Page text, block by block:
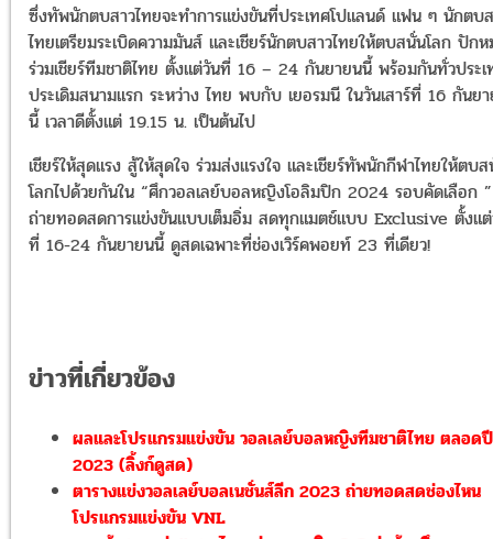
ซึ่งทัพนักตบสาวไทยจะทำการแข่งขันที่ประเทศโปแลนด์ แฟน ๆ นักตบ
ไทยเตรียมระเบิดความมันส์ และเชียร์นักตบสาวไทยให้ตบสนั่นโลก ปัก
ร่วมเชียร์ทีมชาติไทย ตั้งแต่วันที่ 16 – 24 กันยายนนี้ พร้อมกันทั่วประ
ประเดิมสนามแรก ระหว่าง ไทย พบกับ เยอรมนี ในวันเสาร์ที่ 16 กันย
นี้ เวลาดีตั้งแต่ 19.15 น. เป็นต้นไป
เชียร์ให้สุดแรง สู้ให้สุดใจ ร่วมส่งแรงใจ และเชียร์ทัพนักกีฬาไทยให้ตบ
โลกไปด้วยกันใน “ศึกวอลเลย์บอลหญิงโอลิมปิก 2024 รอบคัดเลือก ”
ถ่ายทอดสดการแข่งขันแบบเต็มอิ่ม สดทุกแมตช์แบบ Exclusive ตั้งแ
ที่ 16-24 กันยายนนี้ ดูสดเฉพาะที่ช่องเวิร์คพอยท์ 23 ที่เดียว!
ข่าวที่เกี่ยวข้อง
ผลและโปรแกรมแข่งขัน วอลเลย์บอลหญิงทีมชาติไทย ตลอดปี
2023 (ลิ้งก์ดูสด)
ตารางแข่งวอลเลย์บอลเนชั่นส์ลีก 2023 ถ่ายทอดสดช่องไหน
โปรแกรมแข่งขัน VNL